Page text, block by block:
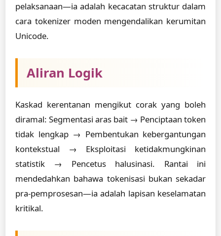
pelaksanaan—ia adalah kecacatan struktur dalam
cara tokenizer moden mengendalikan kerumitan
Unicode.
Aliran Logik
Kaskad kerentanan mengikut corak yang boleh
diramal: Segmentasi aras bait → Penciptaan token
tidak lengkap → Pembentukan kebergantungan
kontekstual → Eksploitasi ketidakmungkinan
statistik → Pencetus halusinasi. Rantai ini
mendedahkan bahawa tokenisasi bukan sekadar
pra-pemprosesan—ia adalah lapisan keselamatan
kritikal.